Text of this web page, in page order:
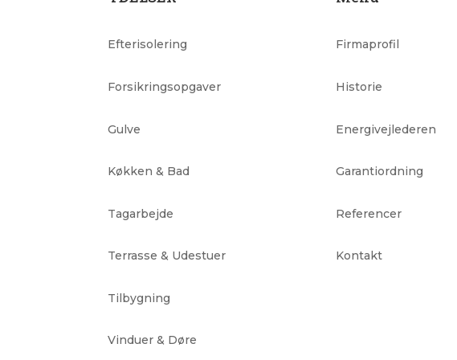
Efterisolering
Forsikringsopgaver
Gulve
Køkken & Bad
Tagarbejde
Terrasse & Udestuer
Tilbygning
Vinduer & Døre
Firmaprofil
Historie
Energivejlederen
Garantiordning
Referencer
Kontakt